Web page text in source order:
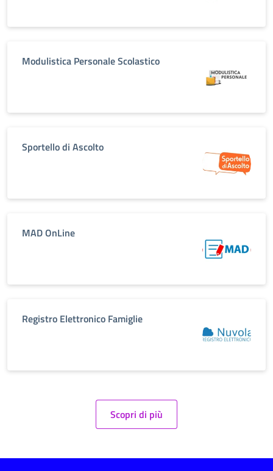
Modulistica Personale Scolastico
Sportello di Ascolto
MAD OnLine
Registro Elettronico Famiglie
Scopri di più